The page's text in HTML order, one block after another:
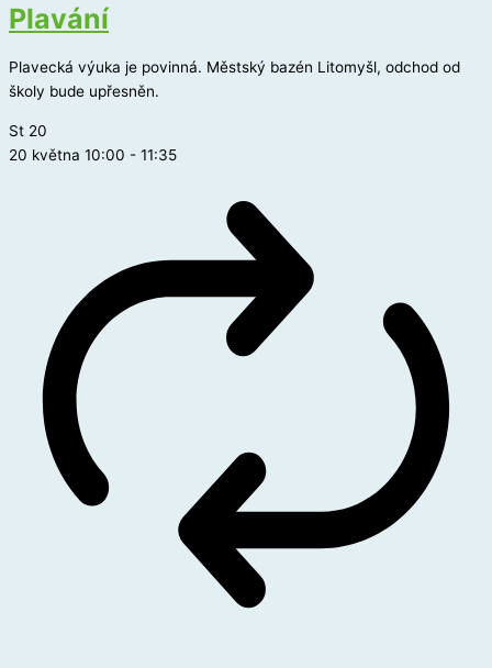
Plavání
Plavecká výuka je povinná. Městský bazén Litomyšl, odchod od
školy bude upřesněn.
St 20
20 května 10:00 - 11:35